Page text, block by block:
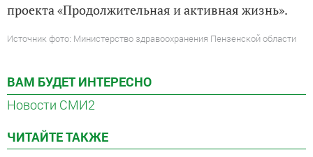
проекта «Продолжительная и активная жизнь».
Источник фото: Министерство здравоохранения Пензенской области
ВАМ БУДЕТ ИНТЕРЕСНО
Новости СМИ2
ЧИТАЙТЕ ТАКЖЕ